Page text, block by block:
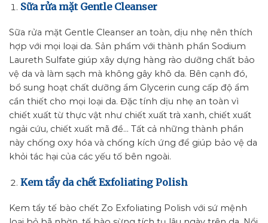
Sữa rửa mặt Gentle Cleanser
Sữa rửa mặt Gentle Cleanser an toàn, dịu nhẹ nên thích
hợp với mọi loại da. Sản phẩm với thành phần Sodium
Laureth Sulfate giúp xây dựng hàng rào dưỡng chất bảo
vệ da và làm sạch mà không gây khô da. Bên cạnh đó,
bổ sung hoạt chất dưỡng ẩm Glycerin cung cấp độ ẩm
cần thiết cho mọi loại da. Đặc tính dịu nhẹ an toàn vì
chiết xuất từ thực vật như chiết xuất trà xanh, chiết xuất
ngải cứu, chiết xuất mã đề… Tất cả những thành phần
này chống oxy hóa và chống kích ứng để giúp bảo vệ da
khỏi tác hại của các yếu tố bên ngoài.
Kem tẩy da chết Exfoliating Polish
Kem tẩy tế bào chết Zo Exfoliating Polish với sứ mệnh